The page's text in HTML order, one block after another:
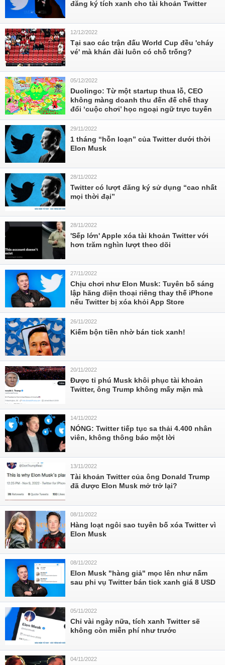
đăng ký tích xanh cho tài khoản Twitter
12/12/2022
Tại sao các trận đấu World Cup đều 'cháy
vé' mà khán đài luôn có chỗ trống?
05/12/2022
Duolingo: Từ một startup thua lỗ, CEO
không màng doanh thu đến đế chế thay
đổi ‘cuộc chơi’ học ngoại ngữ trực tuyến
29/11/2022
1 tháng “hỗn loạn” của Twitter dưới thời
Elon Musk
28/11/2022
Twitter có lượt đăng ký sử dụng “cao nhất
mọi thời đại”
28/11/2022
'Sếp lớn' Apple xóa tài khoản Twitter với
hơn trăm nghìn lượt theo dõi
27/11/2022
Chịu chơi như Elon Musk: Tuyên bố sáng
lập hãng điện thoại riêng thay thế iPhone
nếu Twitter bị xóa khỏi App Store
26/11/2022
Kiếm bộn tiền nhờ bán tick xanh!
20/11/2022
Được tỉ phú Musk khôi phục tài khoản
Twitter, ông Trump không mấy mặn mà
14/11/2022
NÓNG: Twitter tiếp tục sa thải 4.400 nhân
viên, không thông báo một lời
13/11/2022
Tài khoản Twitter của ông Donald Trump
đã được Elon Musk mở trở lại?
08/11/2022
Hàng loạt ngôi sao tuyên bố xóa Twitter vì
Elon Musk
08/11/2022
Elon Musk "hàng giả" mọc lên như nấm
sau phi vụ Twitter bán tick xanh giá 8 USD
05/11/2022
Chỉ vài ngày nữa, tích xanh Twitter sẽ
không còn miễn phí như trước
04/11/2022